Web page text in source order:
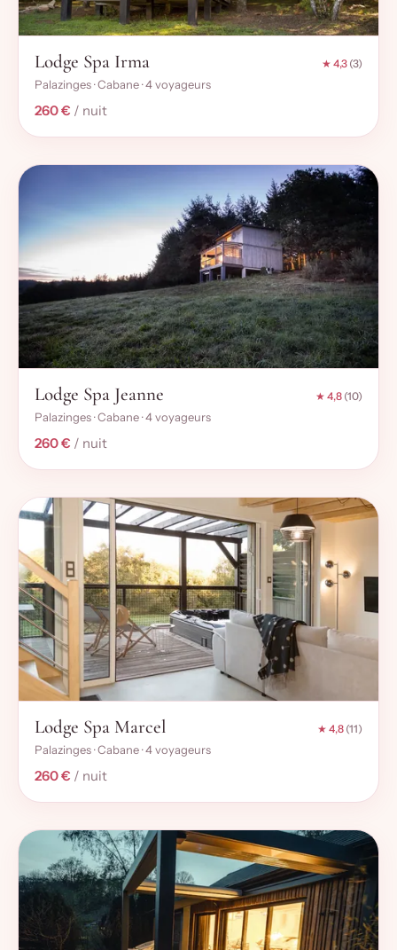
Lodge Spa Irma ★ 4,3 (3)
Palazinges · Cabane · 4 voyageurs
260 € / nuit
Lodge Spa Jeanne ★ 4,8 (10)
Palazinges · Cabane · 4 voyageurs
260 € / nuit
Lodge Spa Marcel ★ 4,8 (11)
Palazinges · Cabane · 4 voyageurs
260 € / nuit